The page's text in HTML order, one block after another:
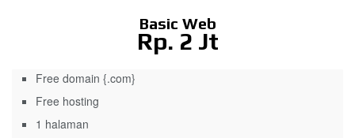
Basic Web
Rp. 2 Jt
Free domain {.com}
Free hosting
1 halaman